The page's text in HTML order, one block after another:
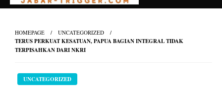
HOMEPAGE UNCATEGORIZED
TERUS PERKUAT KESATUAN, PAPUA BAGIAN INTEGRAL TIDAK
TERPISAHKAN DARI NKRI
UNCATEGORIZED